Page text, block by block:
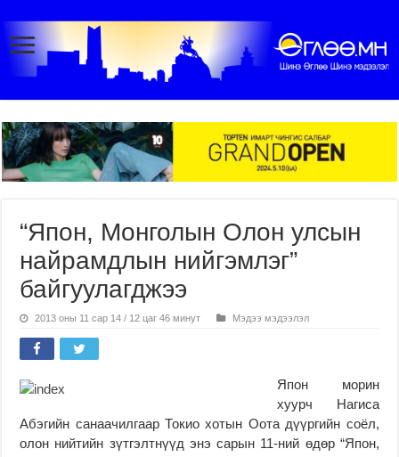
“Япон, Монголын Олон улсын
найрамдлын нийгэмлэг”
байгуулагджээ
2013 оны 11 сар 14 / 12 цаг 46 минут Мэдээ мэдээлэл
Япон морин
хуурч Нагиса
Абэгийн санаачилгаар Токио хотын Оота дүүргийн соёл,
олон нийтийн зүтгэлтнүүд энэ сарын 11-ний өдөр “Япон,